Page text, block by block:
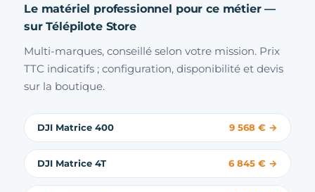
Le matériel professionnel pour ce métier —
sur Télépilote Store
Multi-marques, conseillé selon votre mission. Prix
TTC indicatifs ; configuration, disponibilité et devis
sur la boutique.
DJI Matrice 400 9 568 € →
DJI Matrice 4T 6 845 € →